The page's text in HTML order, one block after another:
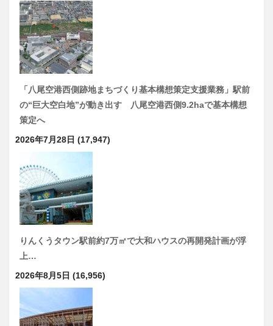
「八尾空港西側跡地まちづくり基本構想策定支援業務」駅前
の“巨大空白地”が動き出す 八尾空港西側9.2haで基本構想
策定へ
2026年7月28日 (17,947)
りんくうタウン駅前約7万㎡で大和ハウスの再開発計画が浮
上…
2026年8月5日 (16,956)